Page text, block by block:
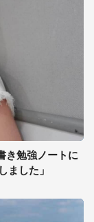
き勉強ノートに
ました」